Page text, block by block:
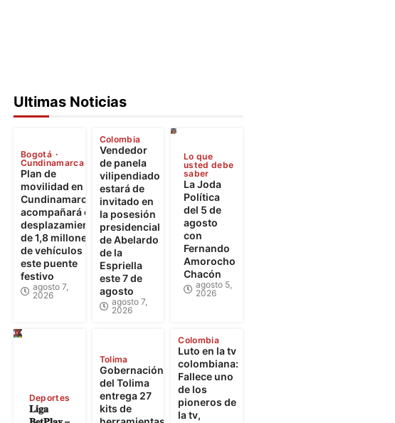
Ultimas Noticias
Bogotá
Cundinamarca
Plan de
movilidad en
Cundinamarca
acompañará el
desplazamiento
de 1,8 millones
de vehículos
este puente
festivo
agosto 7,
2026
Colombia
Vendedor
de panela
vilipendiado
estará de
invitado en
la posesión
presidencial
de Abelardo
de la
Espriella
este 7 de
agosto
agosto 7,
2026
Lo que
usted debe
saber
La Joda
Política
del 5 de
agosto
con
Fernando
Amorocho
Chacón
agosto 5,
2026
Deportes
𝐋𝐢𝐠𝐚
Tolima
Gobernación
del Tolima
entrega 27
kits de
Colombia
Luto en la tv
colombiana:
Fallece uno
de los
pioneros de
la tv,